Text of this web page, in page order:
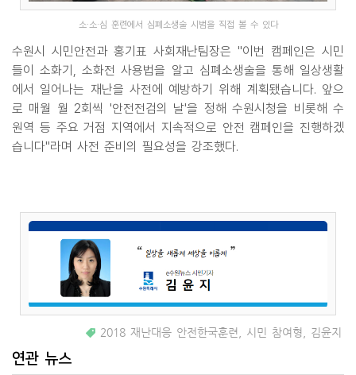
소·소·심 훈련에서 심폐소생술 시범을 직접 볼 수 있다
수원시 시민안전과 홍기표 사회재난팀장은 "이번 캠페인은 시민
들이 소화기, 소화전 사용법을 알고 심폐소생술을 통해 일상생활
에서 일어나는 재난을 사전에 예방하기 위해 계획됐습니다. 앞으
로 매월 월 2회씩 '안전전검의 날'을 정해 수원시청을 비롯해 수
원역 등 주요 거점 지역에서 지속적으로 안전 캠페인을 진행하겠
습니다"라며 사전 준비의 필요성을 강조했다.
2018 재난대응 안전한국훈련 시민 참여형 김윤지
연관 뉴스